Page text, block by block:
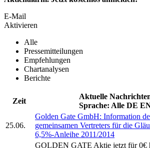
E-Mail
Aktivieren
Alle
Pressemitteilungen
Empfehlungen
Chartanalysen
Berichte
Zeit
Aktuelle
Sprache: Alle DE
25.06.
Golden Gate GmbH: Information
gemeinsamen Vertreters für die
6,5%-Anleihe 2011/2014
GOLDEN GATE Aktie jetzt für 0€